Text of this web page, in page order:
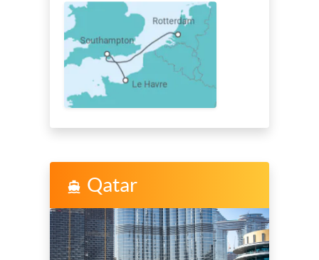
directions_boat Qatar